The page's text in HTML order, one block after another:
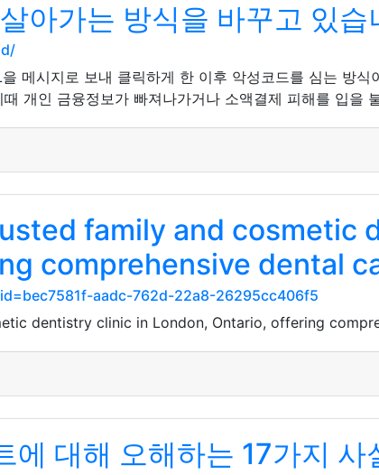
아가는 방식을 바꾸고 있습
메시지로 보내 클릭하게 한 이후 악성코드를 심는 방식
개인 금융정보가 빠져나가거나 소액결제 피해를 입을
family and cosmetic
comprehensive dental
aadc-762d-22a8-26295cc406f5
dentistry clinic in London, Ontario, offering
에 대해 오해하는 17가지 사